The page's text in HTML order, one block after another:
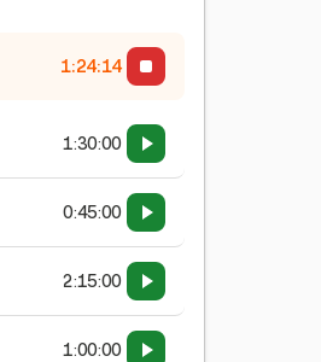
1:24:15
1:30:00
0:45:00
2:15:00
1:00:00